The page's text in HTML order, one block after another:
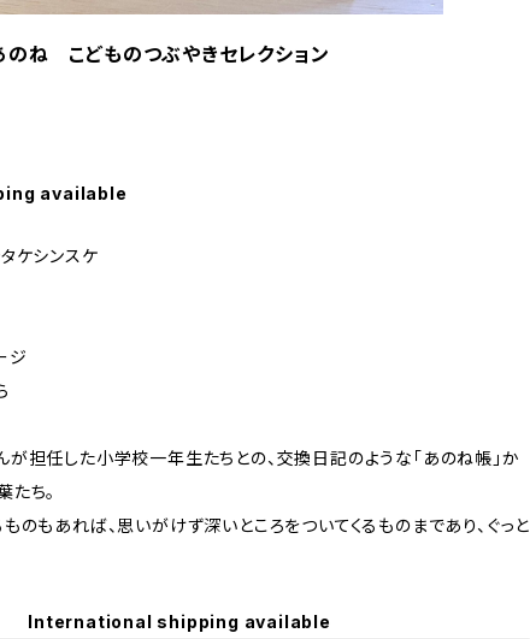
ね こどものつぶやきセレクション
available
ケシンスケ
ジ
担任した小学校一年生たちとの、交換日記のような「あのね帳」か
ち。
のもあれば、思いがけず深いところをついてくるものまであり、ぐっと
International shipping available